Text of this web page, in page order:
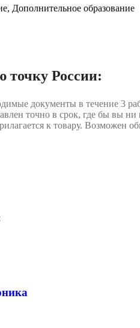
Дополнительное образование
точку России:
документы в течение 3
точно в срок, где бы вы ни
к товару. Возможен